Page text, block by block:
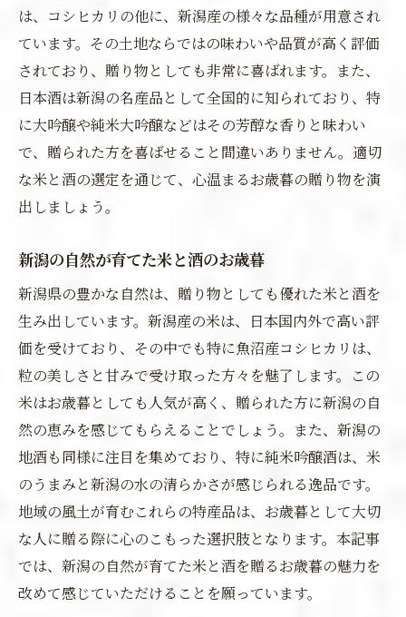
は、コシヒカリの他に、新潟産の様々な品種が用意され
ています。その土地ならではの味わいや品質が高く評価
されており、贈り物としても非常に喜ばれます。また、
日本酒は新潟の名産品として全国的に知られており、特
に大吟醸や純米大吟醸などはその芳醇な香りと味わい
で、贈られた方を喜ばせること間違いありません。適切
な米と酒の選定を通じて、心温まるお歳暮の贈り物を演
出しましょう。
新潟の自然が育てた米と酒のお歳暮
新潟県の豊かな自然は、贈り物としても優れた米と酒を
生み出しています。新潟産の米は、日本国内外で高い評
価を受けており、その中でも特に魚沼産コシヒカリは、
粒の美しさと甘みで受け取った方々を魅了します。この
米はお歳暮としても人気が高く、贈られた方に新潟の自
然の恵みを感じてもらえることでしょう。また、新潟の
地酒も同様に注目を集めており、特に純米吟醸酒は、米
のうまみと新潟の水の清らかさが感じられる逸品です。
地域の風土が育むこれらの特産品は、お歳暮として大切
な人に贈る際に心のこもった選択肢となります。本記事
では、新潟の自然が育てた米と酒を贈るお歳暮の魅力を
改めて感じていただけることを願っています。